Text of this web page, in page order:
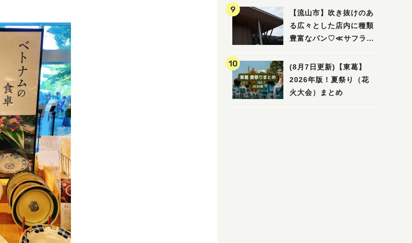
ビュー
【流山市】吹き抜けのあ
る広々とした店内に種類
豊富なパン♡≪サフラン
(8月7日更新)【東葛】
2026年版！夏祭り（花
火大会）まとめ